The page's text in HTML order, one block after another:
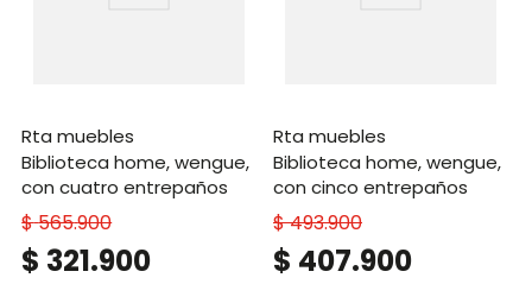
rta muebles
biblioteca home, wengue,
con cuatro entrepaños
$565.900
$ 321.900
rta muebles
biblioteca home, wengue,
con cinco entrepaños
$493.900
$ 407.900